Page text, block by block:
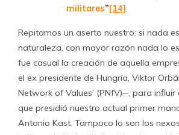
militares”[14].
Repitamos un aserto nuestro: si nada
naturaleza, con mayor razón nada lo
fue casual la creación de aquella
el ex presidente de Hungría, Viktor
Network of Values’ (PNfV)─, para influir
que presidió nuestro actual primer
Antonio Kast. Tampoco lo son los